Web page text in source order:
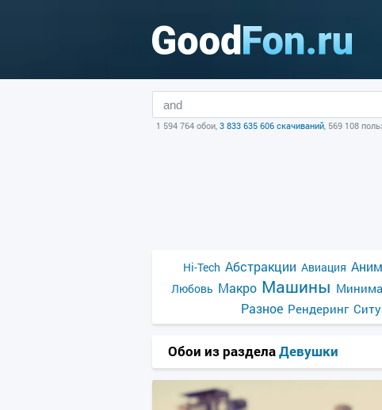
1 594 764 обои, 3 833 635 606 скачиваний, 569 108
Hi-Tech Абстракции Авиация
Любовь Макро Машины
Разное Рендеринг
Обои из разделаДевушки